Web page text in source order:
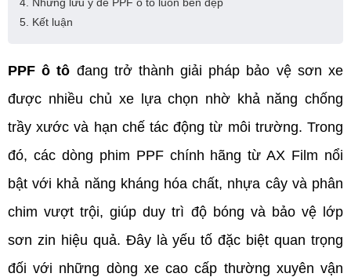
5. Kết luận
PPF ô tô đang trở thành giải pháp bảo vệ sơn xe
được nhiều chủ xe lựa chọn nhờ khả năng chống
trầy xước và hạn chế tác động từ môi trường. Trong
đó, các dòng phim PPF chính hãng từ AX Film nổi
bật với khả năng kháng hóa chất, nhựa cây và phân
chim vượt trội, giúp duy trì độ bóng và bảo vệ lớp
sơn zin hiệu quả. Đây là yếu tố đặc biệt quan trọng
đối với những dòng xe cao cấp thường xuyên vận